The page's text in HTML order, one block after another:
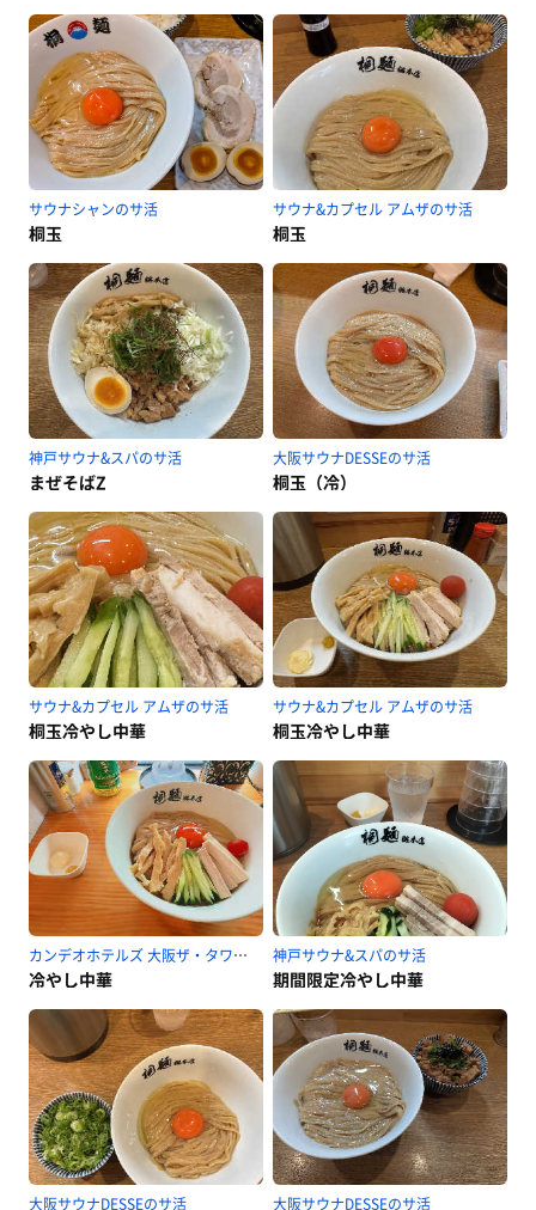
サウナシャンのサ活
桐玉
サウナ&カプセル アムザのサ活
桐玉
神戸サウナ&スパのサ活
まぜそばZ
大阪サウナDESSEのサ活
桐玉（冷）
サウナ&カプセル アムザのサ活
桐玉冷やし中華
サウナ&カプセル アムザのサ活
桐玉冷やし中華
カンデオホテルズ 大阪ザ・タワーのサ活
冷やし中華
神戸サウナ&スパのサ活
期間限定冷やし中華
大阪サウナDESSEのサ活 大阪サウナDESSEのサ活